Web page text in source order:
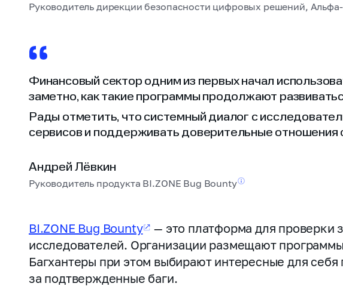
Руководитель дирекции безопасности цифровых решений, Альфа‑
Финансовый сектор одним из первых начал
заметно, как такие программы продолжают
Рады отметить, что системный диалог с
сервисов и поддерживать доверительные отношения
Андрей Лёвкин
Руководитель продукта BI.ZONE Bug Bounty
BI.ZONE Bug Bounty
— это платформа для проверки
исследователей. Организации размещают
Багхантеры при этом выбирают интересные для
за подтвержденные баги.